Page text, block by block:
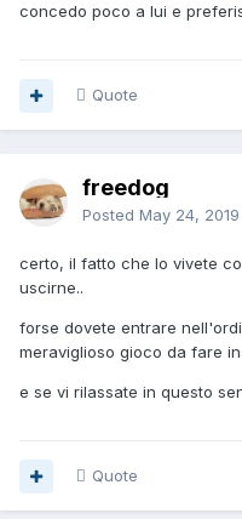
concedo poco a lui e
Quote
freedog
Posted May 24, 2019
certo, il fatto che lo vivete
uscirne..
forse dovete entrare
meraviglioso gioco da fare
e se vi rilassate in questo
Quote